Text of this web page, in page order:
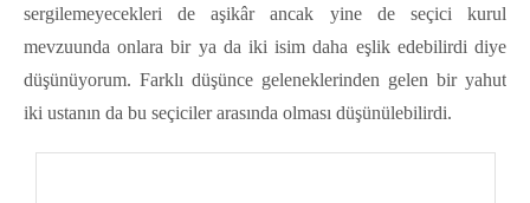
sergilemeyecekleri de aşikâr ancak yine de seçici kurul
mevzuunda onlara bir ya da iki isim daha eşlik edebilirdi diye
düşünüyorum. Farklı düşünce geleneklerinden gelen bir yahut
iki ustanın da bu seçiciler arasında olması düşünülebilirdi.